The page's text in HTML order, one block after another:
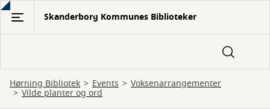
Gå
hovedindhold
Skanderborg Kommunes Biblioteker
Hørning Bibliotek Events Voksenarrangementer
Vilde planter og ord